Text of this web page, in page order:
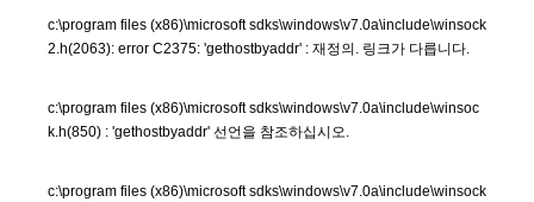
c:\program files (x86)\microsoft sdks\windows\v7.0a\include\winsock
2.h(2063): error C2375: 'gethostbyaddr' : 재정의. 링크가 다릅니다.
c:\program files (x86)\microsoft sdks\windows\v7.0a\include\winsoc
k.h(850) : 'gethostbyaddr' 선언을 참조하십시오.
c:\program files (x86)\microsoft sdks\windows\v7.0a\include\winsock